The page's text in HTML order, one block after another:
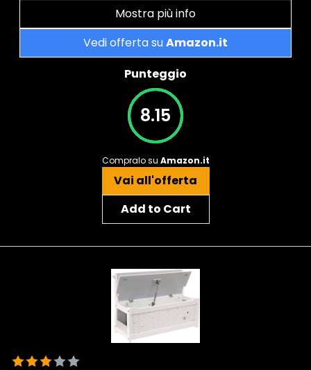
Mostra più info
Vedi offerta suAmazon.it
Punteggio
8.15
Compralo su Amazon.it
Vai all'offerta
Add to Cart